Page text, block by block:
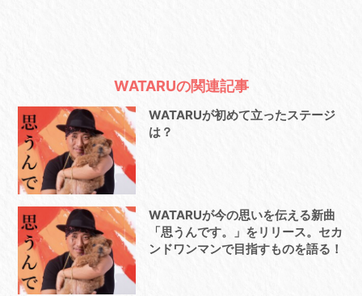
WATARUの関連記事
WATARUが初めて立ったステージ
は？
WATARUが今の思いを伝える新曲
「思うんです。」をリリース。セカ
ンドワンマンで目指すものを語る！